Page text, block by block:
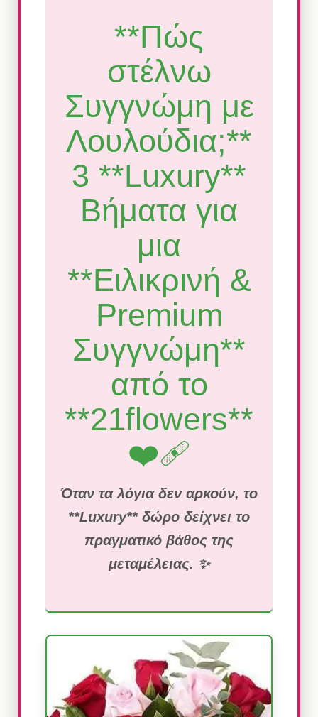
**Πώς
στέλνω
Συγγνώμη με
Λουλούδια;**
3 **Luxury**
Βήματα για
μια
**Ειλικρινή &
Premium
Συγγνώμη**
από το
**21flowers**
❤️‍🩹
Όταν τα λόγια δεν αρκούν, το
**Luxury** δώρο δείχνει το
πραγματικό βάθος της
μεταμέλειας. ✨